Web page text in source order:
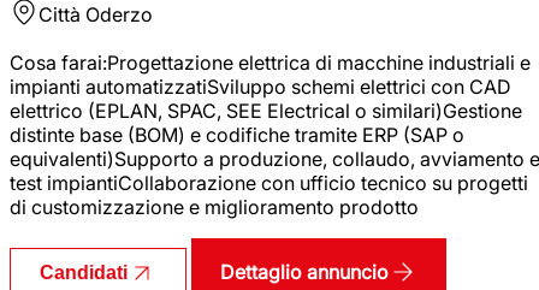
Città Oderzo
Cosa farai:Progettazione elettrica di macchine industriali e
impianti automatizzatiSviluppo schemi elettrici con CAD
elettrico (EPLAN, SPAC, SEE Electrical o similari)Gestione
distinte base (BOM) e codifiche tramite ERP (SAP o
equivalenti)Supporto a produzione, collaudo, avviamento e
test impiantiCollaborazione con ufficio tecnico su progetti
di customizzazione e miglioramento prodotto
Candidati Dettaglio annuncio